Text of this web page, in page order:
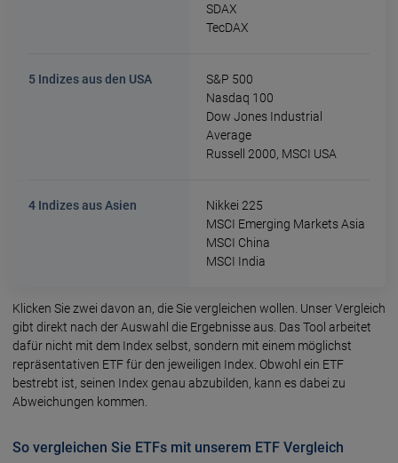
SDAX
TecDAX
5 Indizes aus den USA
S&P 500
Nasdaq 100
Dow Jones Industrial
Average
Russell 2000, MSCI USA
4 Indizes aus Asien
Nikkei 225
MSCI Emerging Markets Asia
MSCI China
MSCI India
Klicken Sie zwei davon an, die Sie vergleichen wollen. Unser Vergleich
gibt direkt nach der Auswahl die Ergeb­nisse aus. Das Tool arbei­tet
dafür nicht mit dem Index selbst, sondern mit einem möglichst
reprä­senta­tiven ETF für den jewei­ligen Index. Obwohl ein ETF
bestrebt ist, seinen Index genau abzu­bilden, kann es dabei zu
Abweichungen kommen.
So vergleichen Sie ETFs mit unserem ETF Vergleich